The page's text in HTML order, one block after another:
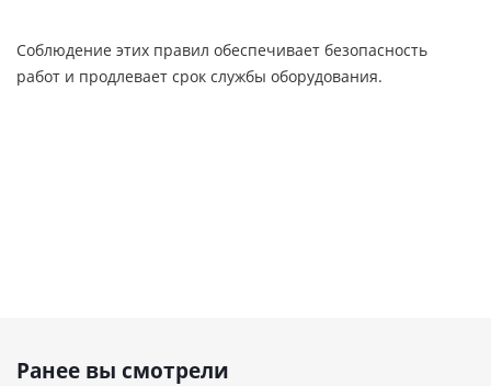
Соблюдение этих правил обеспечивает безопасность
работ и продлевает срок службы оборудования.
Ранее вы смотрели